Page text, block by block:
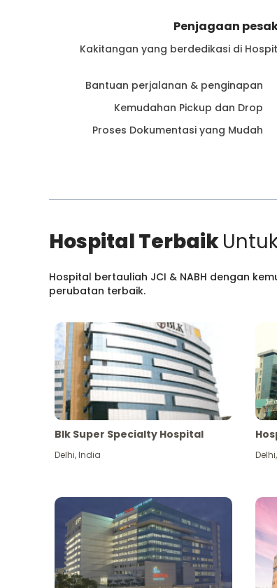
Penjagaan
Kakitangan yang berdedikasi di
Bantuan perjalanan & penginapan
Kemudahan Pickup dan Drop
Proses Dokumentasi yang Mudah
Hospital Terbaik
Hospital bertauliah JCI & NABH dengan
perubatan terbaik.
Blk Super Specialty Hospital
Delhi,India Delhi,